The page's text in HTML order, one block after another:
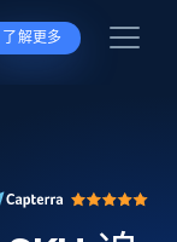
了解更多